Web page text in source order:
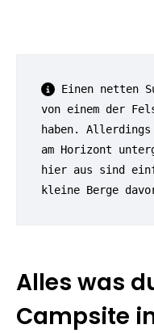
Einen netten
von einem der
haben.
am Horizont
hier aus sind
kleine Berge
Alles was
Campsite